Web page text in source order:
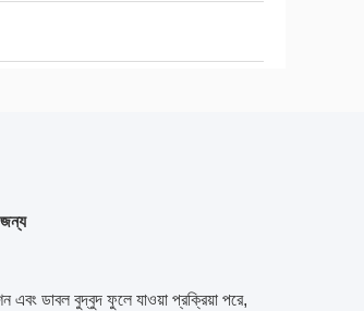
এবং ডাবল বুদ্বুদ ফুলে যাওয়া প্রক্রিয়া পরে,